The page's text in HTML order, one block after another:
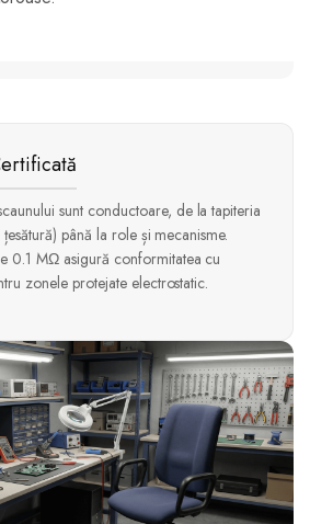
sunt conductoare, de la tapiteria
până la role și mecanisme.
0.1 MΩ asigură conformitatea cu
zonele protejate electrostatic.